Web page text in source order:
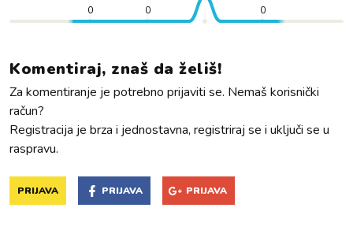
0 0 0
Komentiraj, znaš da želiš!
Za komentiranje je potrebno prijaviti se. Nemaš korisnički
račun?
Registracija je brza i jednostavna, registriraj se i uključi se u
raspravu.
PRIJAVA PRIJAVA PRIJAVA